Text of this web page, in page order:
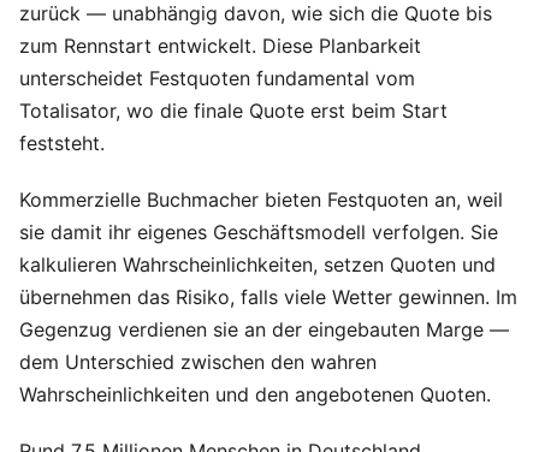
zurück — unabhängig davon, wie sich die Quote bis
zum Rennstart entwickelt. Diese Planbarkeit
unterscheidet Festquoten fundamental vom
Totalisator, wo die finale Quote erst beim Start
feststeht.
Kommerzielle Buchmacher bieten Festquoten an, weil
sie damit ihr eigenes Geschäftsmodell verfolgen. Sie
kalkulieren Wahrscheinlichkeiten, setzen Quoten und
übernehmen das Risiko, falls viele Wetter gewinnen. Im
Gegenzug verdienen sie an der eingebauten Marge —
dem Unterschied zwischen den wahren
Wahrscheinlichkeiten und den angebotenen Quoten.